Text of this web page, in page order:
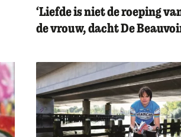
‘Liefde is niet de roeping
de vrouw, dacht De